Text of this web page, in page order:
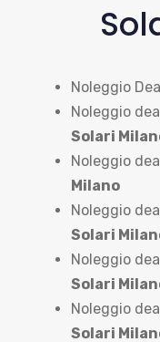
Noleggio
Noleggio
Solari
Noleggio
Milano
Noleggio
Solari
Noleggio
Solari
Noleggio
Solari